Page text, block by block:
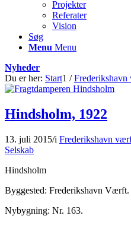
Projekter
Referater
Vision
Søg
Menu Menu
Nyheder
Du er her: Start1 /
Hindsholm, 1922
13. juli 2015/i Frederikshavn
Selskab
Hindsholm
Byggested: Frederikshavn Værft.
Nybygning: Nr. 163.